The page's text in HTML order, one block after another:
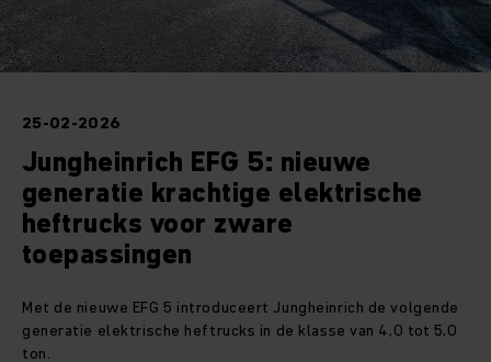
25-02-2026
Jungheinrich EFG 5: nieuwe
generatie krachtige elektrische
heftrucks voor zware
toepassingen
Met de nieuwe EFG 5 introduceert Jungheinrich de volgende
generatie elektrische heftrucks in de klasse van 4,0 tot 5,0
ton.